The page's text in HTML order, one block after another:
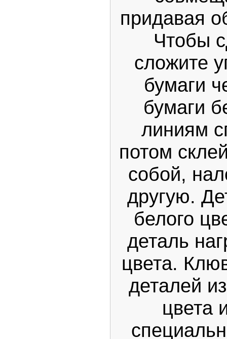
придавая
Чтобы
сложите
бумаги
бумаги
линиям
потом
собой,
другую.
белого
деталь
цвета.
деталей
цвета